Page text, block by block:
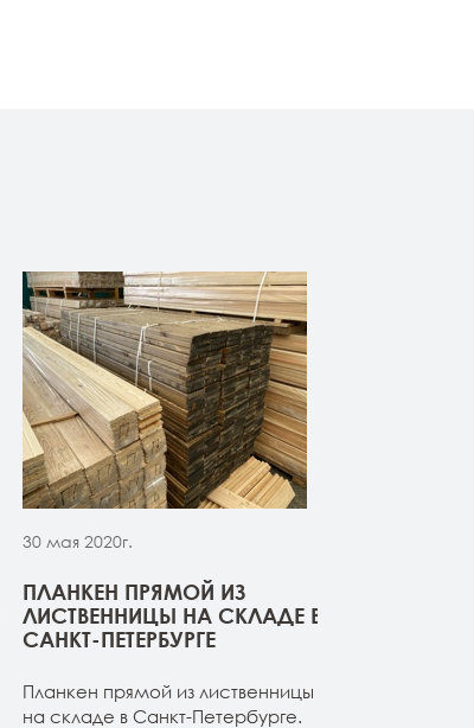
30 мая 2020г.
ПЛАНКЕН ПРЯМОЙ ИЗ
ЛИСТВЕННИЦЫ НА СКЛАДЕ В
САНКТ-ПЕТЕРБУРГЕ
Планкен прямой из лиственницы
на складе в Санкт-Петербурге.